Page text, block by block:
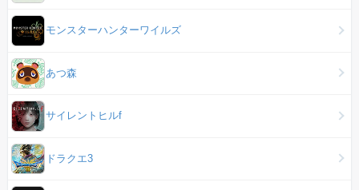
モンスターハンターワイルズ
あつ森
サイレントヒルf
ドラクエ3